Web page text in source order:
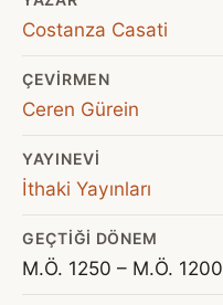
Costanza Casati
ÇEVIRMEN
Ceren Gürein
YAYINEVI
İthaki Yayınları
GEÇTIĞI DÖNEM
M.Ö. 1250 – M.Ö. 1200